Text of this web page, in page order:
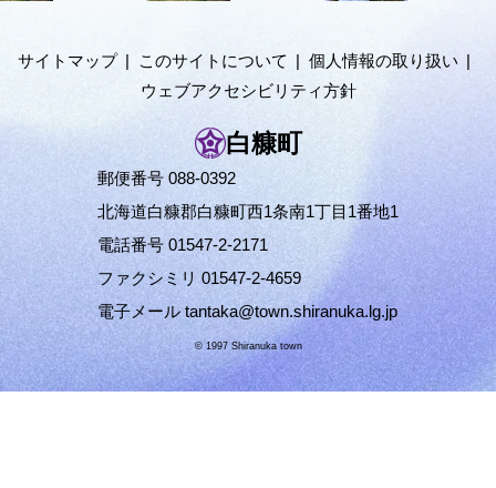
サイトマップ このサイトについて
個人情報の取り扱い
ウェブアクセシビリティ方針
白糠町
郵便番号 088-0392
北海道白糠郡白糠町西1条南1丁目1番地1
電話番号 01547-2-2171
ファクシミリ 01547-2-4659
電子メール tantaka@town.shiranuka.lg.jp
© 1997 Shiranuka town